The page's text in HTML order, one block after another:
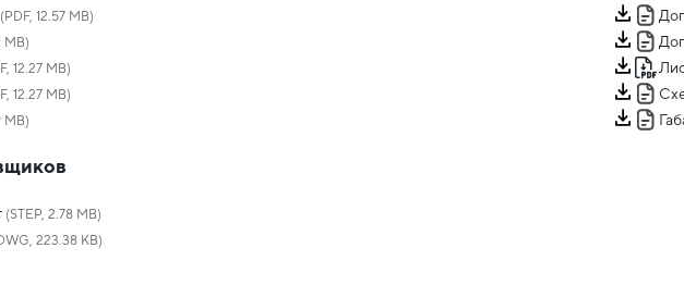
(PDF, 12.57 MB)
MB)
12.27 MB)
12.27 MB)
MB)
(STEP, 2.78 MB)
223.38 KB)